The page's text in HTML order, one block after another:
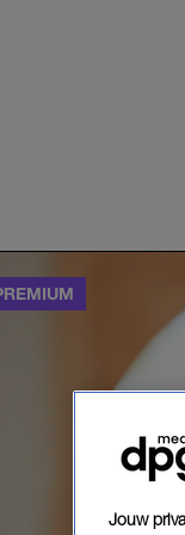
Jouw